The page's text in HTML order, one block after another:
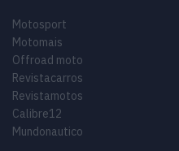
Motosport
Motomais
Offroad moto
Revistacarros
Revistamotos
Calibre12
Mundonautico